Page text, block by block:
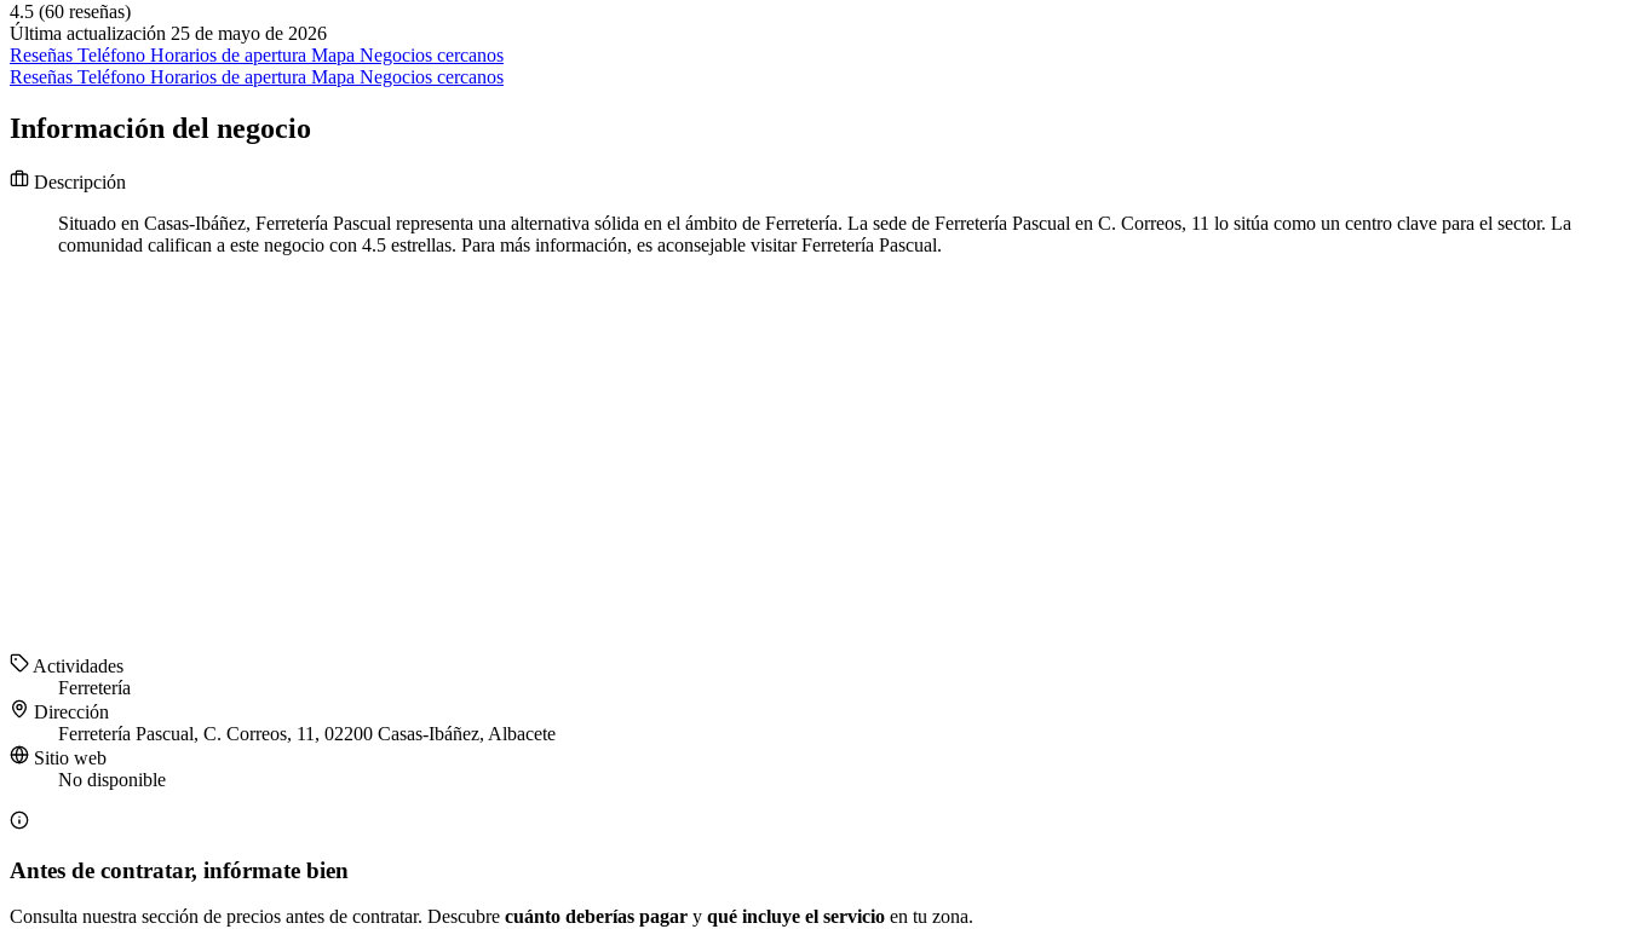
4.5 (60 reseñas)
Última actualización 25 de mayo de 2026
Reseñas Teléfono Horarios de apertura Mapa Negocios cercanos
Reseñas Teléfono Horarios de apertura Mapa Negocios cercanos
Información del negocio
Descripción
Situado en Casas-Ibáñez, Ferretería Pascual representa una alternativa sólida en el ámbito de Ferretería. La sede de Ferretería Pascual en C. Correos, 11 lo sitúa como un centro clave para el sector. La
comunidad califican a este negocio con 4.5 estrellas. Para más información, es aconsejable visitar Ferretería Pascual.
Actividades
Ferretería
Dirección
Ferretería Pascual, C. Correos, 11, 02200 Casas-Ibáñez, Albacete
Sitio web
No disponible
Antes de contratar, infórmate bien
Consulta nuestra sección de precios antes de contratar. Descubre cuánto deberías pagar y qué incluye el servicio en tu zona.